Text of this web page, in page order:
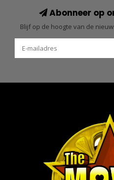
Abonneer op
Blijf op de hoogte van de